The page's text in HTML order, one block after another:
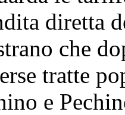
diretta
che
tratte
e